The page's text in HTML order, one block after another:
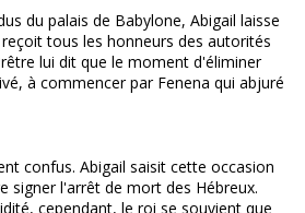
du palais de Babylone, Abigail laisse
tous les honneurs des autorités
lui dit que le moment d'éliminer
à commencer par Fenena qui abjuré
confus. Abigail saisit cette occasion
signer l'arrêt de mort des Hébreux.
cependant, le roi se souvient que